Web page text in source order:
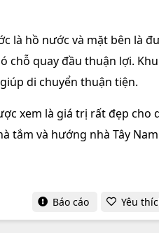
là hồ nước và mặt bên là
chỗ quay đầu thuận lợi.
di chuyển thuận tiện.
xem là giá trị rất đẹp cho
tắm và hướng nhà Tây
Báo cáo Yêu